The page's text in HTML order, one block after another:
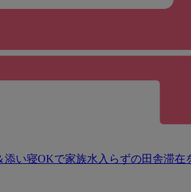
添い寝OKで家族水入らずの田舎滞在